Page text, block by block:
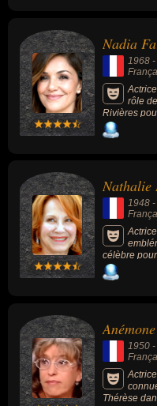
Nadia
1968 -
rôle
Rivières
guêpes"
commando,
Nathalie
1948 -
célèbre
consécutifs
à ses
(Institut)"
mère de
Steven
(2002).
Anémone
1950 -
Thérèse